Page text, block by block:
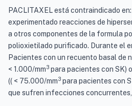
PACLITAXEL está contraindicado
experimentado reacciones de
a otros componentes de la formula
polioxietilado purificado. Durante el
Pacientes con un recuento basal de
< 1.000/mm3 para pacientes con SK)
(( < 75.000/mm3 para pacientes con
que sufren infecciones